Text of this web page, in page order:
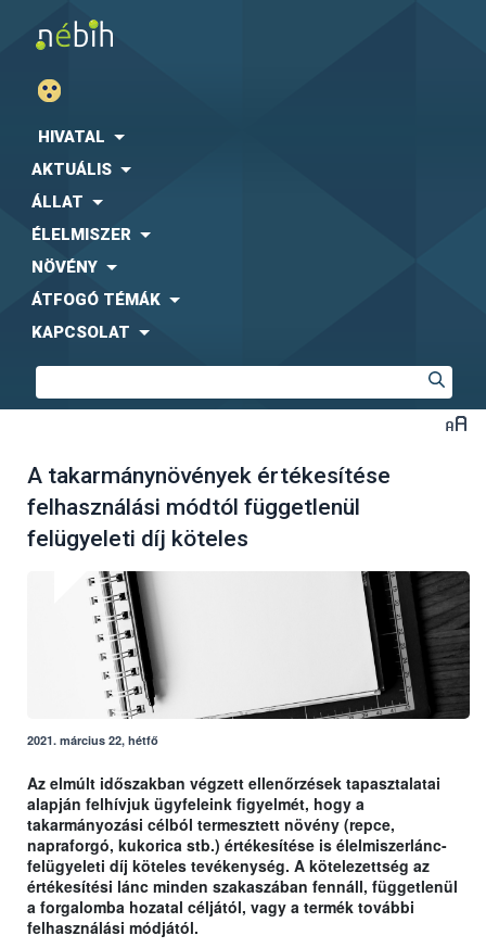
HIVATAL
AKTUÁLIS
ÁLLAT
ÉLELMISZER
NÖVÉNY
ÁTFOGÓ TÉMÁK
KAPCSOLAT
A takarmánynövények értékesítése
felhasználási módtól függetlenül
felügyeleti díj köteles
2021. március 22, hétfő
Az elmúlt időszakban végzett ellenőrzések tapasztalatai
alapján felhívjuk ügyfeleink figyelmét, hogy a
takarmányozási célból termesztett növény (repce,
napraforgó, kukorica stb.) értékesítése is élelmiszerlánc-
felügyeleti díj köteles tevékenység. A kötelezettség az
értékesítési lánc minden szakaszában fennáll, függetlenül
a forgalomba hozatal céljától, vagy a termék további
felhasználási módjától.